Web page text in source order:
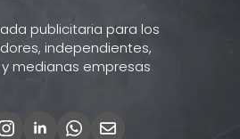
publicitaria para los
independientes,
medianas empresas